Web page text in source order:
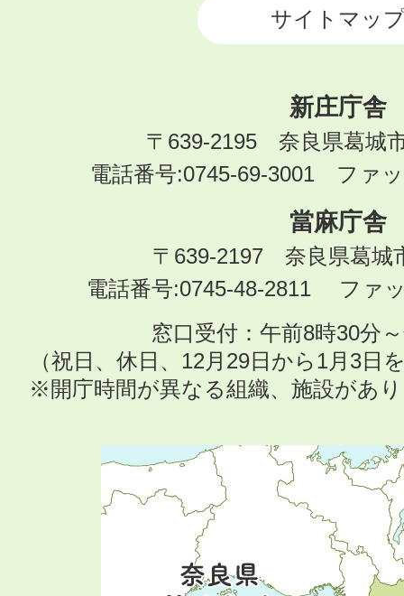
サイトマッ
新庄庁舎
〒639-2195 奈良県葛城
電話番号:0745-69-3001 ファ
當麻庁舎
〒639-2197 奈良県葛城
電話番号:0745-48-2811 ファ
窓口受付：午前8時30分
（祝日、休日、12月29日から1月3日
※開庁時間が異なる組織、施設があ